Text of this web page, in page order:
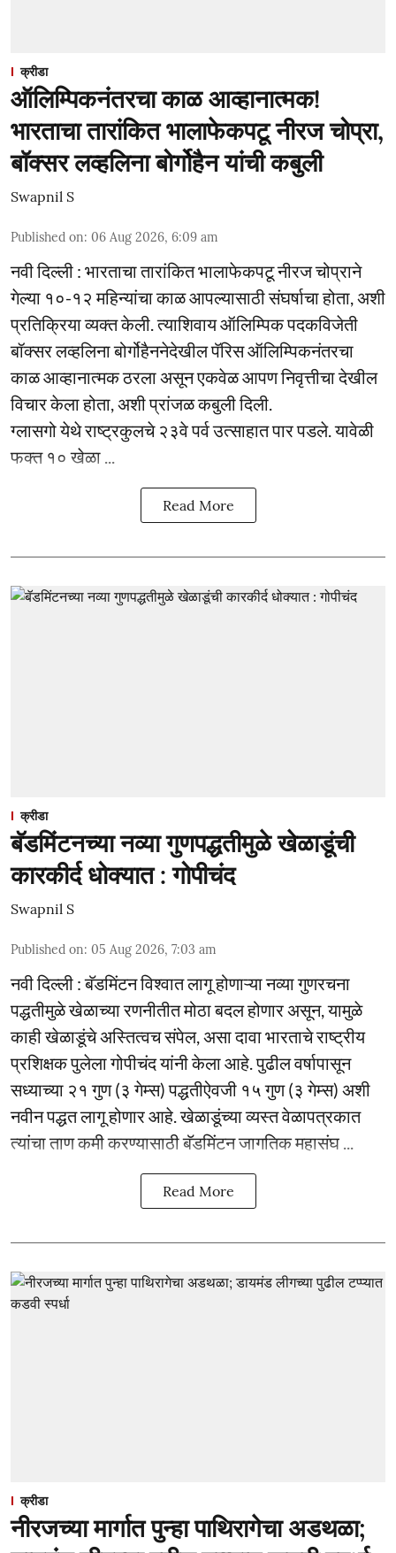
क्रीडा
ऑलिम्पिकनंतरचा काळ आव्हानात्मक!
भारताचा तारांकित भालाफेकपटू नीरज चोप्रा,
बॉक्सर लव्हलिना बोर्गोहैन यांची कबुली
Swapnil S
Published on: 06 Aug 2026, 6:09 am
नवी दिल्ली : भारताचा तारांकित भालाफेकपटू नीरज चोप्राने
गेल्या १०-१२ महिन्यांचा काळ आपल्यासाठी संघर्षाचा होता, अशी
प्रतिक्रिया व्यक्त केली. त्याशिवाय ऑलिम्पिक पदकविजेती
बॉक्सर लव्हलिना बोर्गोहैननेदेखील पॅरिस ऑलिम्पिकनंतरचा
काळ आव्हानात्मक ठरला असून एकवेळ आपण निवृत्तीचा देखील
विचार केला होता, अशी प्रांजळ कबुली दिली.
ग्लासगो येथे राष्ट्रकुलचे २३वे पर्व उत्साहात पार पडले. यावेळी
फक्त १० खेळा ...
Read More
क्रीडा
बॅडमिंटनच्या नव्या गुणपद्धतीमुळे खेळाडूंची
कारकीर्द धोक्यात : गोपीचंद
Swapnil S
Published on: 05 Aug 2026, 7:03 am
नवी दिल्ली : बॅडमिंटन विश्वात लागू होणाऱ्या नव्या गुणरचना
पद्धतीमुळे खेळाच्या रणनीतीत मोठा बदल होणार असून, यामुळे
काही खेळाडूंचे अस्तित्वच संपेल, असा दावा भारताचे राष्ट्रीय
प्रशिक्षक पुलेला गोपीचंद यांनी केला आहे. पुढील वर्षापासून
सध्याच्या २१ गुण (३ गेम्स) पद्धतीऐवजी १५ गुण (३ गेम्स) अशी
नवीन पद्धत लागू होणार आहे. खेळाडूंच्या व्यस्त वेळापत्रकात
त्यांचा ताण कमी करण्यासाठी बॅडमिंटन जागतिक महासंघ ...
Read More
क्रीडा
नीरजच्या मार्गात पुन्हा पाथिरागेचा अडथळा;